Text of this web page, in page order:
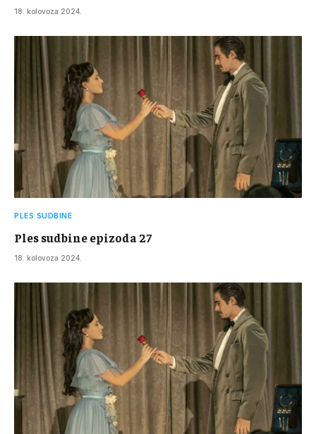
18. kolovoza 2024.
PLES SUDBINE
Ples sudbine epizoda 27
18. kolovoza 2024.